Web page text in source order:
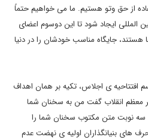
از حق وتو هستیم. ما می خواهیم حتماً
المللی ایجاد شود تا این دوسوم اعضای
جایگاه مناسب خودشان را در دنیا
افتتاحیه ی اجلاس، تکیه بر همان اهداف
معظم انقلاب گفت من به سخنان شما
سه نوبت متن مکتوب سخنان شما را
های بنیانگذاران اولیه ی نهضت عدم